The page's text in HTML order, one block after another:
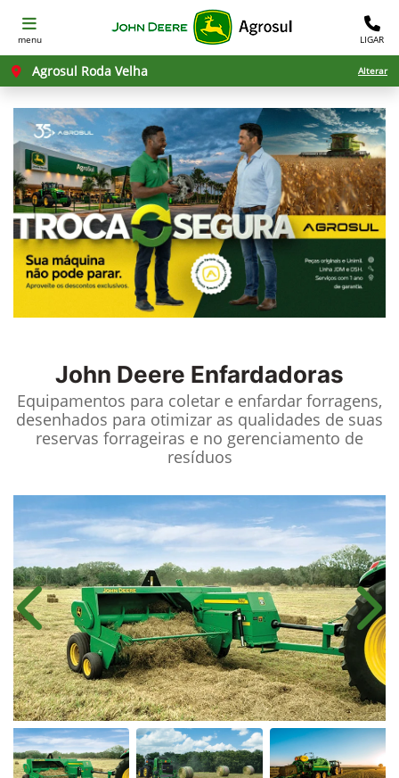
menu LIGAR
Agrosul Roda Velha Alterar
John Deere Enfardadoras
Equipamentos para coletar e enfardar forragens,
desenhados para otimizar as qualidades de suas
reservas forrageiras e no gerenciamento de
resíduos
Anterior